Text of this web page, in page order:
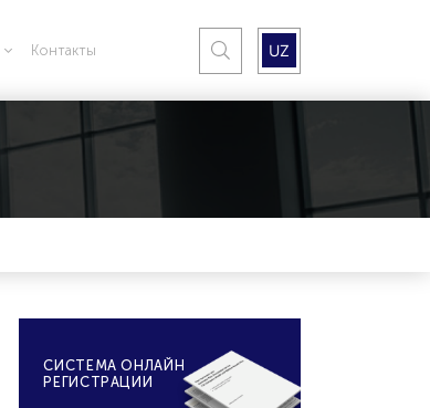
Контакты UZ
CИСТЕМА ОНЛАЙН
РЕГИСТРАЦИИ